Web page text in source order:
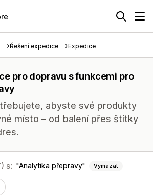
Řešení expedice Expedice
pro dopravu s funkcemi pro
abyste své produkty
místo – od balení přes štítky
s: Analytika přepravy Vymazat